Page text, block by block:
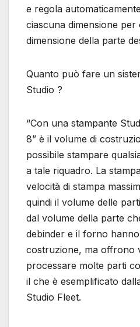
e regola
ciascuna dimensione per
dimensione della parte
Quanto può fare un
Studio ?
“Con una stampante
8” è il volume di
possibile stampare
a tale riquadro. La
velocità di stampa
quindi il volume delle
dal volume della parte
debinder e il forno
costruzione, ma offrono
processare molte parti
il che è esemplificato
Studio Fleet.